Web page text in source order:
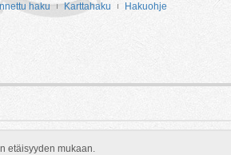
haku Karttahaku Hakuohje
etäisyyden mukaan.